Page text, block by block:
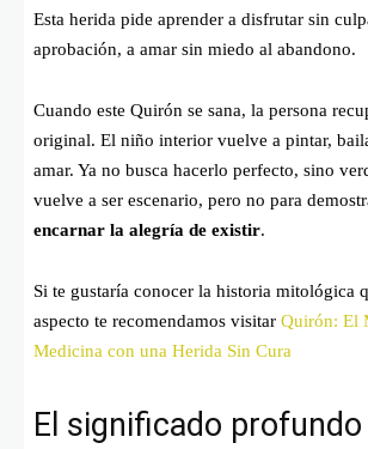
Esta herida pide aprender a disfrutar sin
aprobación, a amar sin miedo al abandono.
Cuando este Quirón se sana, la persona
original. El niño interior vuelve a pintar,
amar. Ya no busca hacerlo perfecto, sino
vuelve a ser escenario, pero no para
encarnar la alegría de existir.
Si te gustaría conocer la historia mitológica
aspecto te recomendamos visitar Quirón: El
Medicina con una Herida Sin Cura
El significado profundo